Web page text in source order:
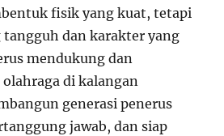
fisik yang kuat, tetapi
dan karakter yang
mendukung dan
di kalangan
generasi penerus
jawab, dan siap